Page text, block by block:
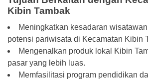
Kibin Tambak
Meningkatkan kesadaran
potensi pariwisata di Kecamatan Kibin
Mengenalkan produk lokal Kibin
pasar yang lebih luas.
Memfasilitasi program pendidikan